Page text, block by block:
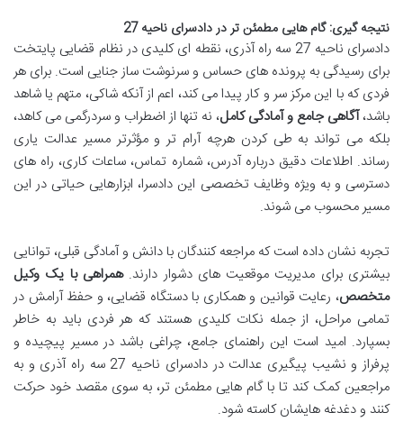
نتیجه گیری: گام هایی مطمئن تر در دادسرای ناحیه 27
دادسرای ناحیه 27 سه راه آذری، نقطه ای کلیدی در نظام قضایی پایتخت
برای رسیدگی به پرونده های حساس و سرنوشت ساز جنایی است. برای هر
فردی که با این مرکز سر و کار پیدا می کند، اعم از آنکه شاکی، متهم یا شاهد
باشد،آگاهی جامع و آمادگی کامل، نه تنها از اضطراب و سردرگمی می کاهد،
بلکه می تواند به طی کردن هرچه آرام تر و مؤثرتر مسیر عدالت یاری
رساند. اطلاعات دقیق درباره آدرس، شماره تماس، ساعات کاری، راه های
دسترسی و به ویژه وظایف تخصصی این دادسرا، ابزارهایی حیاتی در این
مسیر محسوب می شوند.
تجربه نشان داده است که مراجعه کنندگان با دانش و آمادگی قبلی، توانایی
بیشتری برای مدیریت موقعیت های دشوار دارند.همراهی با یک وکیل
متخصص، رعایت قوانین و همکاری با دستگاه قضایی، و حفظ آرامش در
تمامی مراحل، از جمله نکات کلیدی هستند که هر فردی باید به خاطر
بسپارد. امید است این راهنمای جامع، چراغی باشد در مسیر پیچیده و
پرفراز و نشیب پیگیری عدالت در دادسرای ناحیه 27 سه راه آذری و به
مراجعین کمک کند تا با گام هایی مطمئن تر، به سوی مقصد خود حرکت
کنند و دغدغه هایشان کاسته شود.